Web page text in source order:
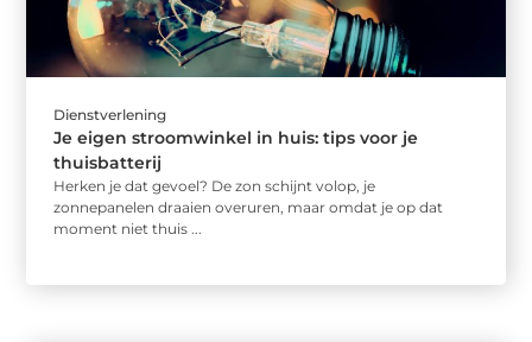
Dienstverlening
Je eigen stroomwinkel in huis: tips voor je
thuisbatterij
Herken je dat gevoel? De zon schijnt volop, je
zonnepanelen draaien overuren, maar omdat je op dat
moment niet thuis ...